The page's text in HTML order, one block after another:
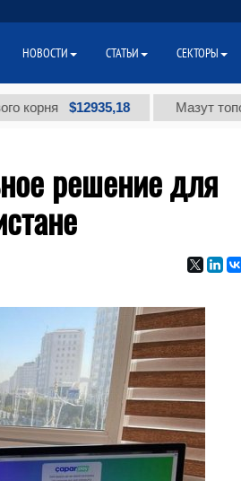
$12935,18 Мазут топочный
решение для
НОВОСТИ СТАТЬИ СЕКТОРЫ